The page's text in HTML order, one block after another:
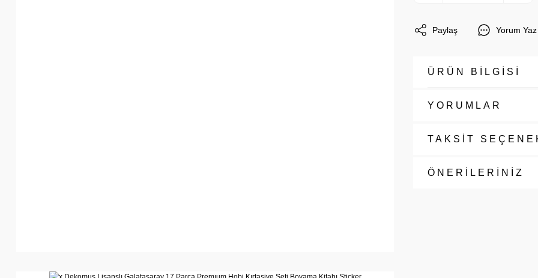
Paylaş Yorum Yaz
ÜRÜN BİLGİSİ
YORUMLAR
TAKSİT
ÖNERİLERİNİZ